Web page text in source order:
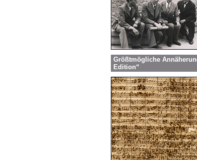
Größtmögliche
Edition“